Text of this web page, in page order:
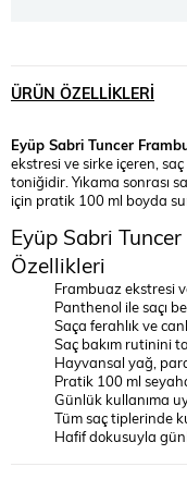
ÜRÜN ÖZELLIKLERI
Eyüp Sabri Tuncer
ekstresi ve sirke içeren,
toniğidir. Yıkama sonrası
için pratik 100 ml boyda
Eyüp Sabri
Özellikleri
Frambuaz ekstresi
Panthenol ile saçı
Saça ferahlık ve
Saç bakım rutinini
Hayvansal yağ,
Pratik 100 ml
Günlük kullanıma
Tüm saç tiplerinde
Hafif dokusuyla